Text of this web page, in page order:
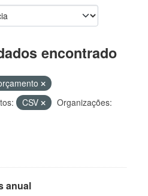
encontrado
CSV
Organizações:
anual